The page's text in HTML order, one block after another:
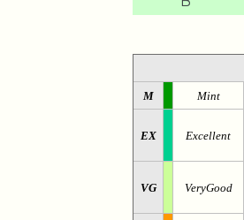
M Mint
EX Excellent
VG VeryGood